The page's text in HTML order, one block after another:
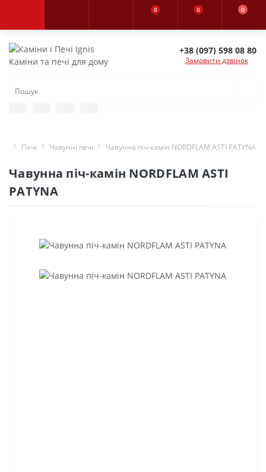
0 0 0
Каміни та печі для дому
+38 (097) 598 08 80
Замовити дзвінок
Печі Чавунні печі Чавунна піч-камін NORDFLAM ASTI PATYNA
Чавунна піч-камін NORDFLAM ASTI
PATYNA